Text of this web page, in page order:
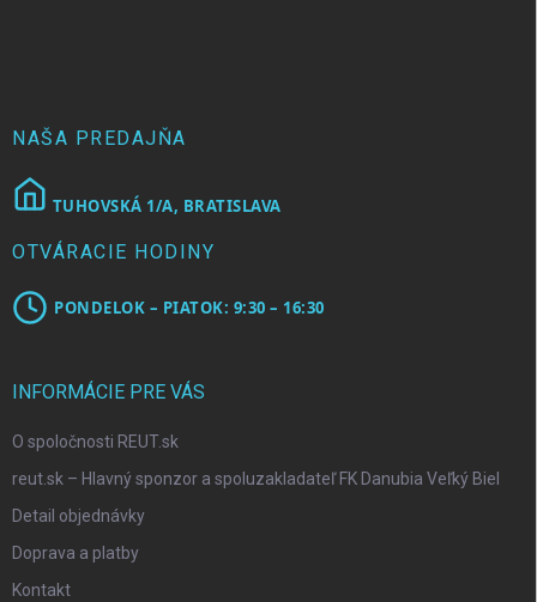
NAŠA PREDAJŇA
TUHOVSKÁ 1/A, BRATISLAVA
OTVÁRACIE HODINY
PONDELOK – PIATOK: 9:30 – 16:30
INFORMÁCIE PRE VÁS
O spoločnosti REUT.sk
reut.sk – Hlavný sponzor a spoluzakladateľ FK Danubia Veľký Biel
Detail objednávky
Doprava a platby
Kontakt